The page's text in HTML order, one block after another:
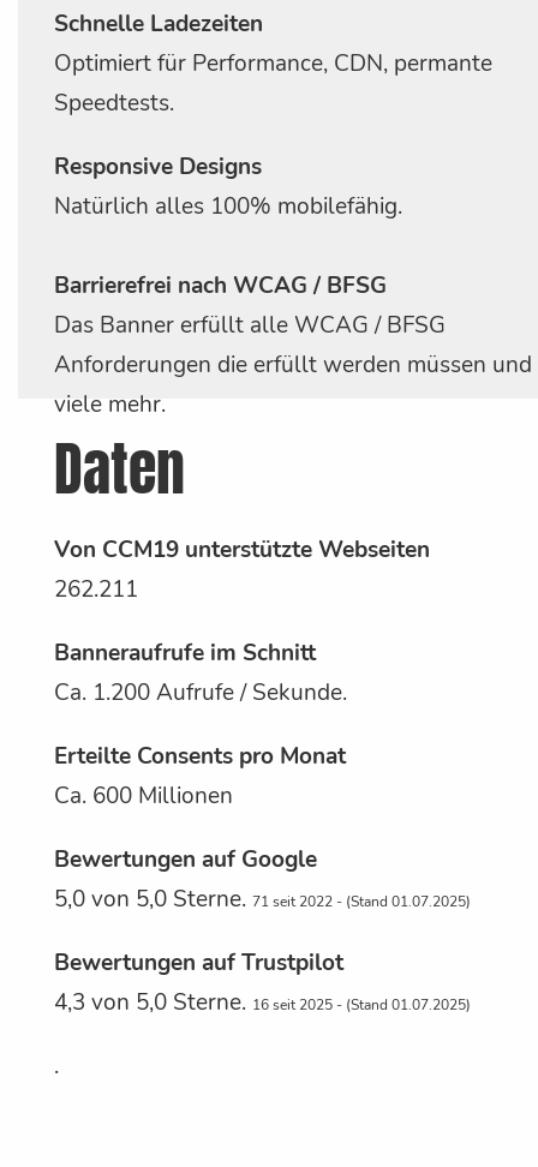
Schnelle Ladezeiten
Optimiert für Performance, CDN, permante
Speedtests.
Responsive Designs
Natürlich alles 100% mobilefähig.
Barrierefrei nach WCAG / BFSG
Das Banner erfüllt alle WCAG / BFSG
Anforderungen die erfüllt werden müssen und
viele mehr.
Daten
Von CCM19 unterstützte Webseiten
262.211
Banneraufrufe im Schnitt
Ca. 1.200 Aufrufe / Sekunde.
Erteilte Consents pro Monat
Ca. 600 Millionen
Bewertungen auf Google
5,0 von 5,0 Sterne. 71 seit 2022 - (Stand 01.07.2025)
Bewertungen auf Trustpilot
4,3 von 5,0 Sterne. 16 seit 2025 - (Stand 01.07.2025)
.